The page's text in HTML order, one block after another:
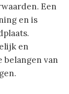
Een
en is
en
van